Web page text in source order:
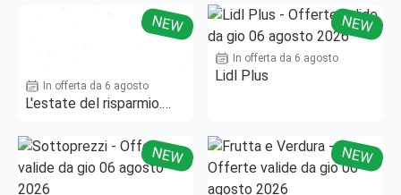
NEW
In offerta da 6 agosto
L'estate del risparmio.
NEW
In offerta da 6 agosto
Lidl Plus
NEW NEW